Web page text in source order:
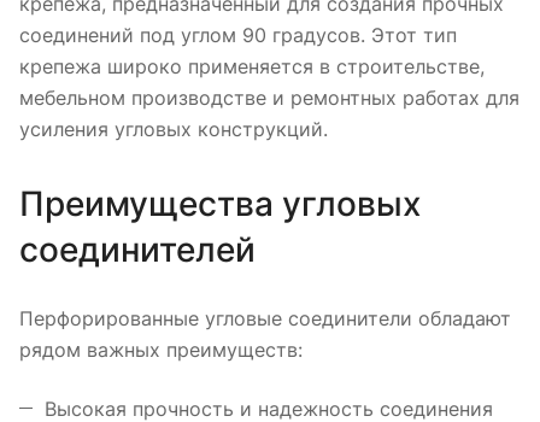
соединений под углом 90 градусов. Этот тип
крепежа широко применяется в строительстве,
мебельном производстве и ремонтных работах для
усиления угловых конструкций.
Преимущества угловых
соединителей
Перфорированные угловые соединители обладают
рядом важных преимуществ:
Высокая прочность и надежность соединения